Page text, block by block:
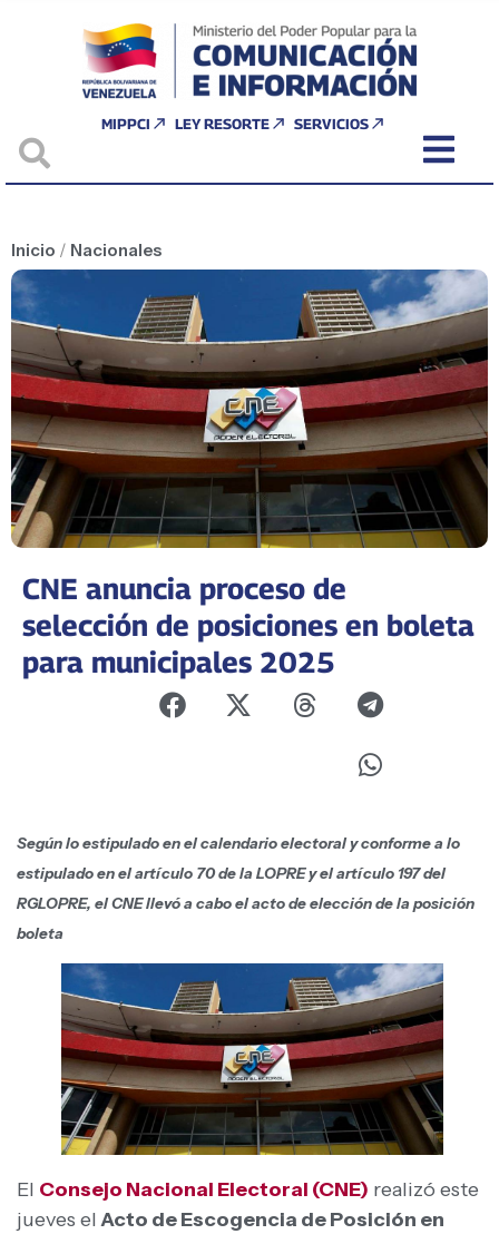
MIPPCI LEY RESORTE SERVICIOS
Inicio / Nacionales
CNE anuncia proceso de
selección de posiciones en boleta
para municipales 2025
Según lo estipulado en el calendario electoral y conforme a lo
estipulado en el artículo 70 de la LOPRE y el artículo 197 del
RGLOPRE, el CNE llevó a cabo el acto de elección de la posición
boleta
El Consejo Nacional Electoral (CNE) realizó este
jueves elActo de Escogencia de Posición en